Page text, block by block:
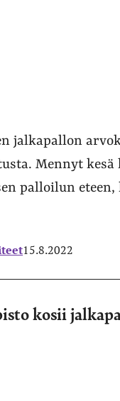
jalkapallon
Mennyt
palloilun
15.8.2022
kosii